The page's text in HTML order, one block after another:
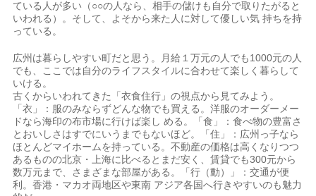
ている人が多い（○○の人なら、相手の儲けも自分で取りたがると
いわれる）。そして、よそから来た人に対して優しい気 持ちを持
っている。
広州は暮らしやすい町だと思う。月給１万元の人でも1000元の人
でも、ここでは自分のライフスタイルに合わせて楽しく暮らして
いける。
古くからいわれてきた「衣食住行」の視点から見てみよう。
「衣」：服のみならずどんな物でも買える。洋服のオーダーメー
ドなら海印の布市場に行けば楽し める。「食」：食べ物の豊富さ
とおいしさはすでにいうまでもないほど。「住」：広州っ子なら
ほとんどマイホームを持っている。不動産の価格は高くなりつつ
あるものの北京・上海に比べるとまだ安く、賃貸でも300元から
数万元まで、さまざまな部屋がある。「行（動）」：交通が便
利。香港・マカオ両地区や東南 アジア各国へ行きやすいのも魅力